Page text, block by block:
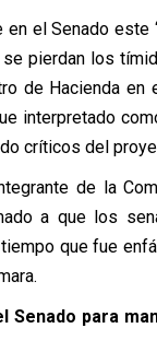
el Senado este
pierdan los
de Hacienda en
interpretado
críticos del
de la
a que los
que fue
Senado para